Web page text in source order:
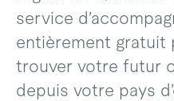
service
entièrement gratuit
trouver votre futur
depuis votre pays